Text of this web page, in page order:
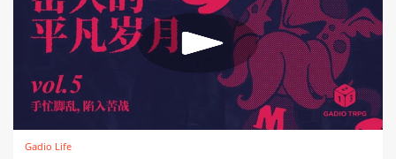
Gadio Life